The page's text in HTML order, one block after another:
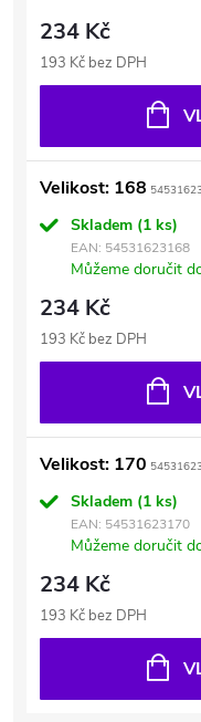
234 Kč
193 Kč bez DPH
Velikost: 168
Skladem (1 ks)
EAN: 54531623168
Můžeme doručit
234 Kč
193 Kč bez DPH
Velikost: 170
Skladem (1 ks)
EAN: 54531623170
Můžeme doručit
234 Kč
193 Kč bez DPH